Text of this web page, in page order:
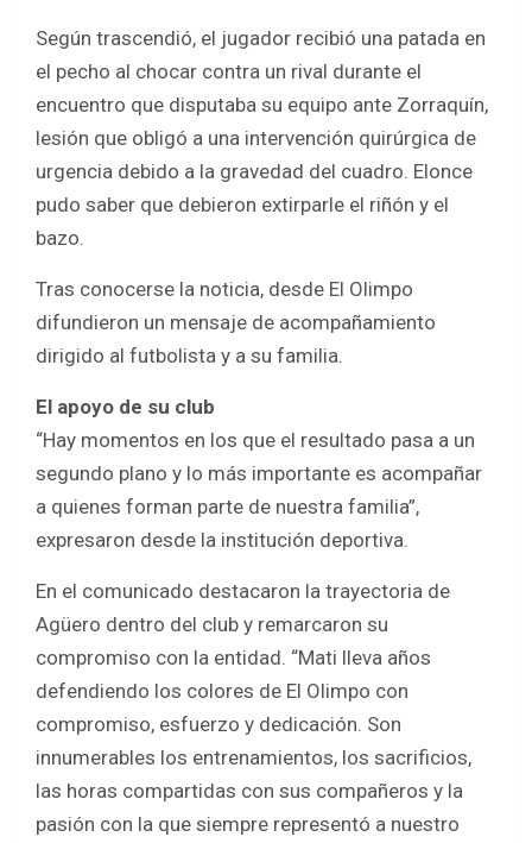
Según trascendió, el jugador recibió una patada en
el pecho al chocar contra un rival durante el
encuentro que disputaba su equipo ante Zorraquín,
lesión que obligó a una intervención quirúrgica de
urgencia debido a la gravedad del cuadro. Elonce
pudo saber que debieron extirparle el riñón y el
bazo.
Tras conocerse la noticia, desde El Olimpo
difundieron un mensaje de acompañamiento
dirigido al futbolista y a su familia.
El apoyo de su club
“Hay momentos en los que el resultado pasa a un
segundo plano y lo más importante es acompañar
a quienes forman parte de nuestra familia”,
expresaron desde la institución deportiva.
En el comunicado destacaron la trayectoria de
Agüero dentro del club y remarcaron su
compromiso con la entidad. “Mati lleva años
defendiendo los colores de El Olimpo con
compromiso, esfuerzo y dedicación. Son
innumerables los entrenamientos, los sacrificios,
las horas compartidas con sus compañeros y la
pasión con la que siempre representó a nuestro